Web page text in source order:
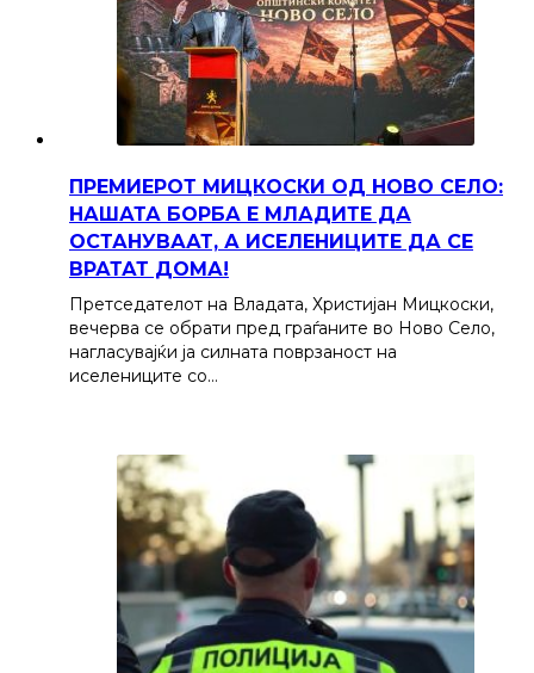
ПРЕМИЕРОТ МИЦКОСКИ ОД НОВО СЕЛО:
НАШАТА БОРБА Е МЛАДИТЕ ДА
ОСТАНУВААТ, А ИСЕЛЕНИЦИТЕ ДА СЕ
ВРАТАТ ДОМА!
Претседателот на Владата, Христијан Мицкоски,
вечерва се обрати пред граѓаните во Ново Село,
нагласувајќи ја силната поврзаност на
иселениците со…